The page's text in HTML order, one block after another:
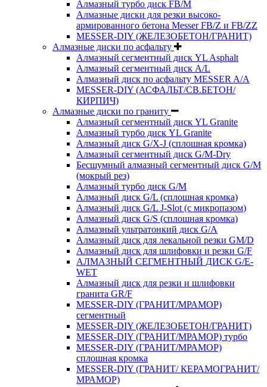
Алмазный турбо диск FB/M
Алмазные диски для резки высоко-
армированного бетона Messer FB/Z и FB/ZZ
MESSER-DIY (ЖЕЛЕЗОБЕТОН/ГРАНИТ)
Алмазные диски по асфальту
Алмазный сегментный диск YL Asphalt
Алмазный сегментный диск A/L
Алмазный диск по асфальту MESSER A/A
MESSER-DIY (АСФАЛЬТ/СВ.БЕТОН/
КИРПИЧ)
Алмазные диски по граниту
Алмазный сегментный диск YL Granite
Алмазный турбо диск YL Granite
Алмазный диск G/X-J (сплошная кромка)
Алмазный сегментный диск G/M-Dry
Бесшумный алмазный сегментный диск G/M
(мокрый рез)
Алмазный турбо диск G/M
Алмазный диск G/L (сплошная кромка)
Алмазный диск G/L J-Slot (с микропазом)
Алмазный диск G/S (сплошная кромка)
Алмазный ультратонкий диск G/A
Алмазный диск для лекальной резки GM/D
Алмазный диск для шлифовки и резки G/F
АЛМАЗНЫЙ СЕГМЕНТНЫЙ ДИСК G/E-
WET
Алмазный диск для резки и шлифовки
гранита GR/F
MESSER-DIY (ГРАНИТ/МРАМОР)
сегментный
MESSER-DIY (ЖЕЛЕЗОБЕТОН/ГРАНИТ)
MESSER-DIY (ГРАНИТ/МРАМОР) турбо
MESSER-DIY (ГРАНИТ/МРАМОР)
сплошная кромка
MESSER-DIY (ГРАНИТ/ КЕРАМОГРАНИТ/
МРАМОР)